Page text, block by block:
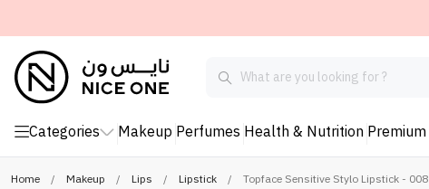
Categories Makeup Perfumes Health & Nutrition Premium
Home / Makeup / Lips / Lipstick / Topface Sensitive Stylo Lipstick - 008